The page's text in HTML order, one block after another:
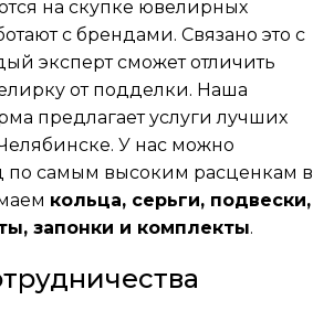
на скупке ювелирных
с брендами. Связано это с
эксперт сможет отличить
от подделки. Наша
предлагает услуги лучших
У нас можно
по самым высоким расценкам в
кольца, серьги, подвески,
запонки и комплекты.